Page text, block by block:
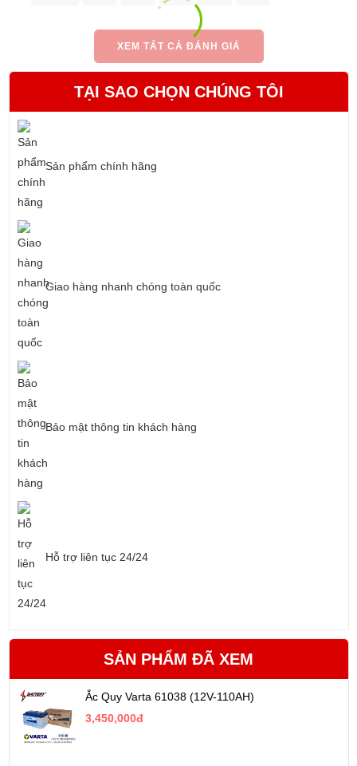
XEM TẤT CẢ ĐÁNH GIÁ
TẠI SAO CHỌN CHÚNG TÔI
Sản phẩm chính hãng
Giao hàng nhanh chóng toàn quốc
Bảo mật thông tin khách hàng
Hỗ trợ liên tục 24/24
SẢN PHẨM ĐÃ XEM
Ắc Quy Varta 61038 (12V-110AH)
3,450,000đ